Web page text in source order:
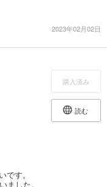
2023年02月02日
購入済み
読む
す。
ました。